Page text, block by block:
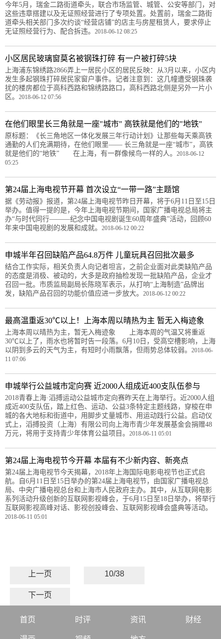
今年5月，瑞金二路街道牵头，联合市场监管、城管、公安等部门，对
这些违章搭建以及无证照经营进行了专项处置。处置前，瑞金二路街
道牵头相关部门多次约谈“经营店铺”的店主与房屋租赁人，要求停止
无证照经营行为、配合拆违。 2018-06-12 08:25
小区居民玻璃窗莫名被钢珠打碎 有一户被打碎5块
上海浦东锦绣路2866弄上一居民小区的居民反映：从3月以来，小区内
发生多起钢珠打碎居民家窗户事件。记者注意到：这几幢遭受钢珠袭
扰的楼房都位于高科西路和锦绣路路口，高科西路北侧是另外一片小
区。 2018-06-12 07:56
在他们眼里长三角就是一座"城市" 高铁就是他们的"地铁"
原标题：《长三角地区一体化发展三年行动计划》让那些每天乘高铁
通勤的人们充满期待，在他们眼里—— 长三角就是一座“城市”，高铁
就是他们的“地铁” 在上海，有一群像候鸟一样的人。 2018-06-12
05:25
第24届上海电视节开幕 首次设立“一带一路”主题馆
据《劳动报》报道，第24届上海电视节昨日开幕，将于6月11日至15日
举办。值得一提的是，今年上海电视节期间，国家广播电视总局将主
办“与时代同行———纪念中国电视剧诞生60周年盛典”活动，回顾60
年来中国电视剧的发展和成就。 2018-06-12 00:22
申城半年召回缺陷产品64.8万件 儿童玩具召回批次最多
结合工作实际，相关负责人向记者坦言，之前企业面对此类缺陷产品
的态度是消极、被动的，大多是政府抽检发现一批缺陷产品，企业才
召回一批。市质监局副局长陈晓军表示，从打响“上海制造”品牌出
发，缺陷产品召回的功能价值应进一步放大。 2018-06-12 00:22
最高温重返30℃以上！上海本周以晴热为主 暂无入梅迹象
上海本周以晴热为主，暂无入梅迹象 上海本周的气温又将重返
30℃以上了，雨水也将暂时告一段落。6月10日，受高空槽影响，上海
以阴到多云的天气为主，有短时小雨飘落，但雨势总体较弱。 2018-06-
11 07:06
申城举行公益城市定向赛 近2000人组成近400支队伍参与
2018青春上海·滔搏运动公益城市定向赛昨天在上海举行。近2000人组
成近400支队伍，踏上红色、运动、公益3条特定主题线路，穿梭在申
城的各大地标和街道中，用脚步丈量城市、用运动践行公益。启动仪
式上，滔搏投资（上海）有限公司向上海市青少年发展基金会捐赠48
万元，将用于支持青少年体育公益项目。 2018-06-11 05:01
第24届上海电视节今开幕 本届有不少新内容、新亮点
第24届上海电视节今天揭幕，2018年上海国际电影电视节也正式启
航。自6月11日至15日举办的第24届上海电视节，由国家广播电视总
局、中央广播电视总台和上海市人民政府主办。其中，从互联网电影
系列活动升级创新的互联网影视峰会，于6月15日至18日举办，将举行
互联网影视高峰对话、影视创投峰会、互联网影视峰会盛典等活动。
2018-06-11 05:01
上一页 10/38
下一页
首页 时评 资讯 财经